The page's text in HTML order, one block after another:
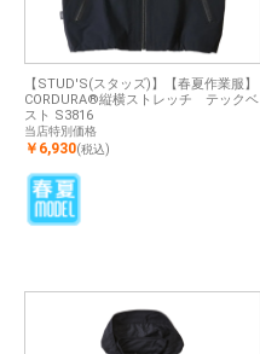
【STUD'S(スタッズ)】【春夏作業服】
CORDURA®縦横ストレッチ テックベ
スト S3816
当店特別価格
￥6,930(税込)